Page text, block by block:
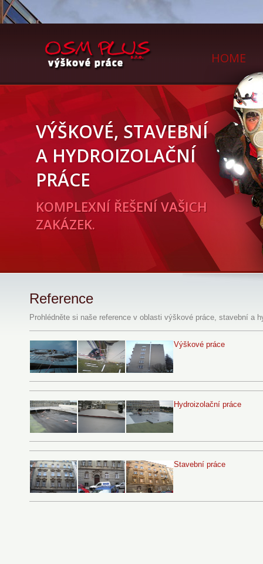
HOME
VÝŠKOVÉ, STAVEBNÍ
A HYDROIZOLAČNÍ
PRÁCE
KOMPLEXNÍ ŘEŠENÍ VAŠICH
ZAKÁZEK.
Reference
Prohlédněte si naše reference v oblasti výškové práce, stavební a
Výškové práce
Hydroizolační práce
Stavební práce